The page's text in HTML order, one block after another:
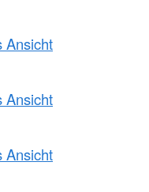
Ansicht
Ansicht
Ansicht